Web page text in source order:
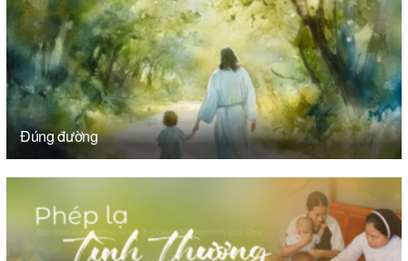
Đúng đường